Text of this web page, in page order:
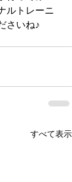
ルトレーニ
さいね♪
すべて表示